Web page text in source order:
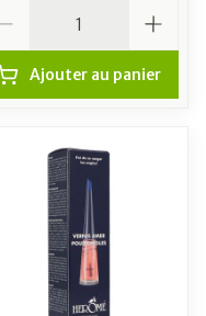
Ajouter au panier